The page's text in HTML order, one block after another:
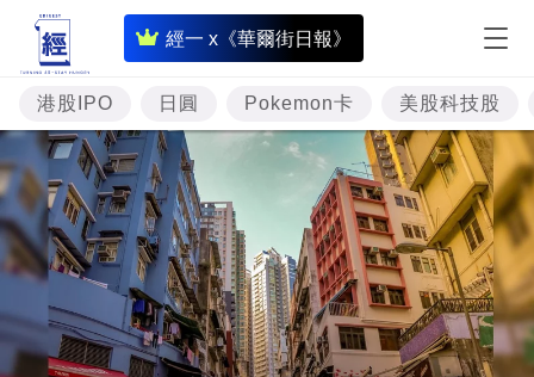
經一 x《華爾街日報》
即
時
財
經
專
題
投
資
樓
市
港股IPO 日圓 Pokemon卡 美股科技股